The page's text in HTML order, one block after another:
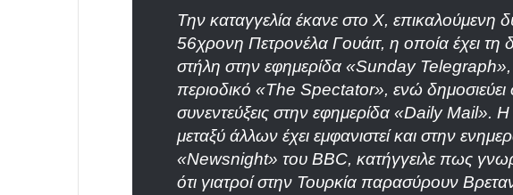
Την καταγγελία έκανε στο Χ, επικαλούμενη
56χρονη Πετρονέλα Γουάιτ, η οποία έχει τη
στήλη στην εφημερίδα «Sunday
περιοδικό «The Spectator», ενώ δημοσιεύει
συνεντεύξεις στην εφημερίδα «Daily Mail».
μεταξύ άλλων έχει εμφανιστεί και στην
«Newsnight» του BBC, κατήγγειλε πως
ότι γιατροί στην Τουρκία παρασύρουν